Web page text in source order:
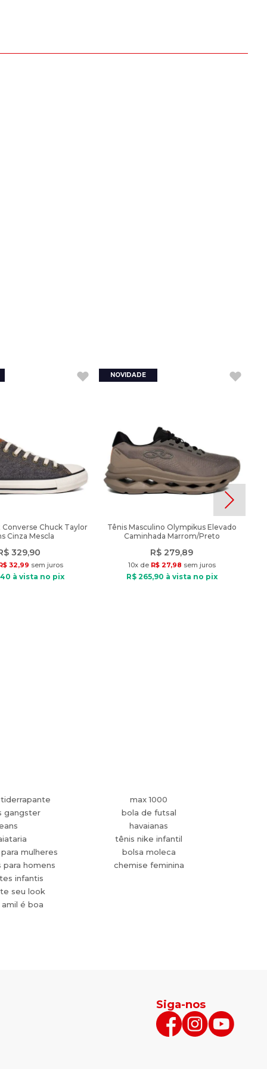
Converse Chuck Taylor
Cinza Mescla
329,90
32,99 sem juros
40 à vista no pix
Tênis Masculino Olympikus Elevado
Caminhada Marrom/Preto
R$ 279,89
10x de R$ 27,98 sem juros
R$ 265,90 à vista no pix
gangster
mulheres
homens
infantis
seu look
é boa
max 1000
bola de futsal
havaianas
tênis nike infantil
bolsa moleca
chemise feminina
Siga-nos